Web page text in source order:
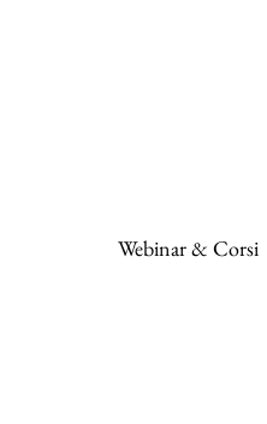
Webinar & Corsi